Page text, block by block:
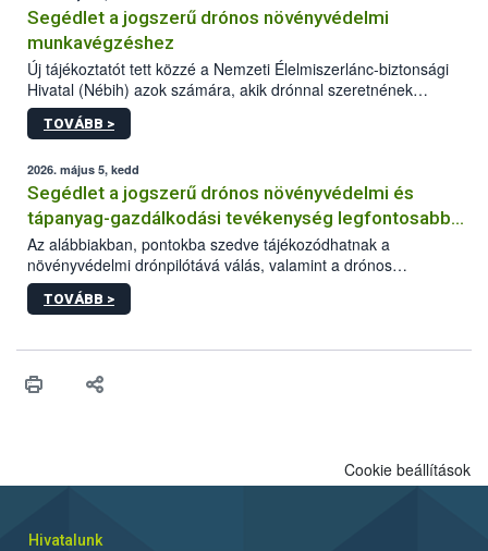
Segédlet a jogszerű drónos növényvédelmi
munkavégzéshez
Új tájékoztatót tett közzé a Nemzeti Élelmiszerlánc-biztonsági
Hivatal (Nébih) azok számára, akik drónnal szeretnének
növényvédelmi vagy tápanyag-gazdálkodási tevékenységet
végezni Magyarországon. Az összefoglaló részletesen
műszaki és hatósági feltételek.
TOVÁBB >
2026. május 5, kedd
Segédlet a jogszerű drónos növényvédelmi és
tápanyag-gazdálkodási tevékenység legfontosabb
feltételeiről
Az alábbiakban, pontokba szedve tájékozódhatnak a
növényvédelmi drónpilótává válás, valamint a drónos
növényvédelmi és tápanyag-gazdálkodási tevékenység
végzésének legfontosabb feltételeiről*.
TOVÁBB >
Cookie beállítások
Hivatalunk